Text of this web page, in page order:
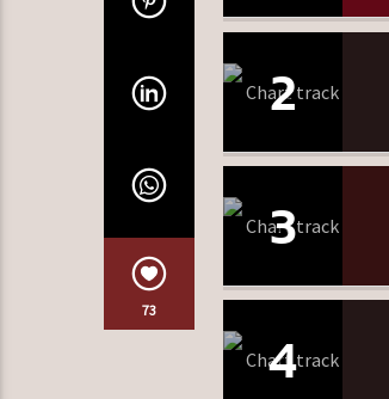
73
2
3
4